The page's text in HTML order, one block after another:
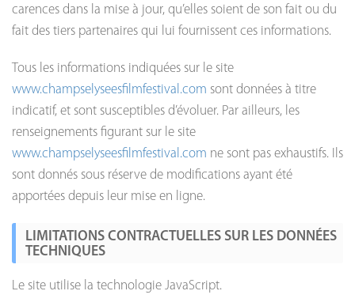
carences dans la mise à jour, qu’elles soient de son fait ou du
fait des tiers partenaires qui lui fournissent ces informations.
Tous les informations indiquées sur le site
www.champselyseesfilmfestival.com sont données à titre
indicatif, et sont susceptibles d’évoluer. Par ailleurs, les
renseignements figurant sur le site
www.champselyseesfilmfestival.com ne sont pas exhaustifs. Ils
sont donnés sous réserve de modifications ayant été
apportées depuis leur mise en ligne.
LIMITATIONS CONTRACTUELLES SUR LES DONNÉES
TECHNIQUES
Le site utilise la technologie JavaScript.